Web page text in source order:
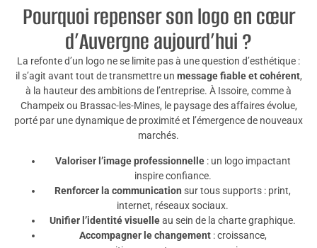
Pourquoi repenser son logo en cœur
d’Auvergne aujourd’hui ?
La refonte d’un logo ne se limite pas à une question d’esthétique :
il s’agit avant tout de transmettre un message fiable et cohérent,
à la hauteur des ambitions de l’entreprise. À Issoire, comme à
Champeix ou Brassac-les-Mines, le paysage des affaires évolue,
porté par une dynamique de proximité et l’émergence de nouveaux
marchés.
Valoriser l’image professionnelle: un logo impactant
inspire confiance.
Renforcer la communication sur tous supports : print,
internet, réseaux sociaux.
Unifier l’identité visuelleau sein de la charte graphique.
Accompagner le changement: croissance,